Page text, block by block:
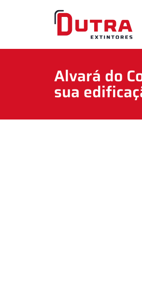
Alvará do
sua